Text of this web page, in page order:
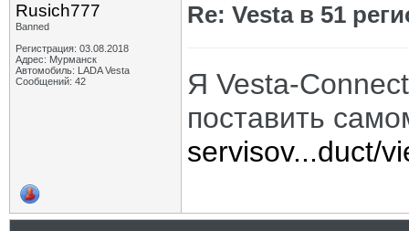
Rusich777
Banned
Регистрация: 03.08.2018
Адрес: Мурманск
Автомобиль: LADA Vesta
Сообщений: 42
Re: Vesta в 51
Я Vesta-
поставить
servisov...duct/